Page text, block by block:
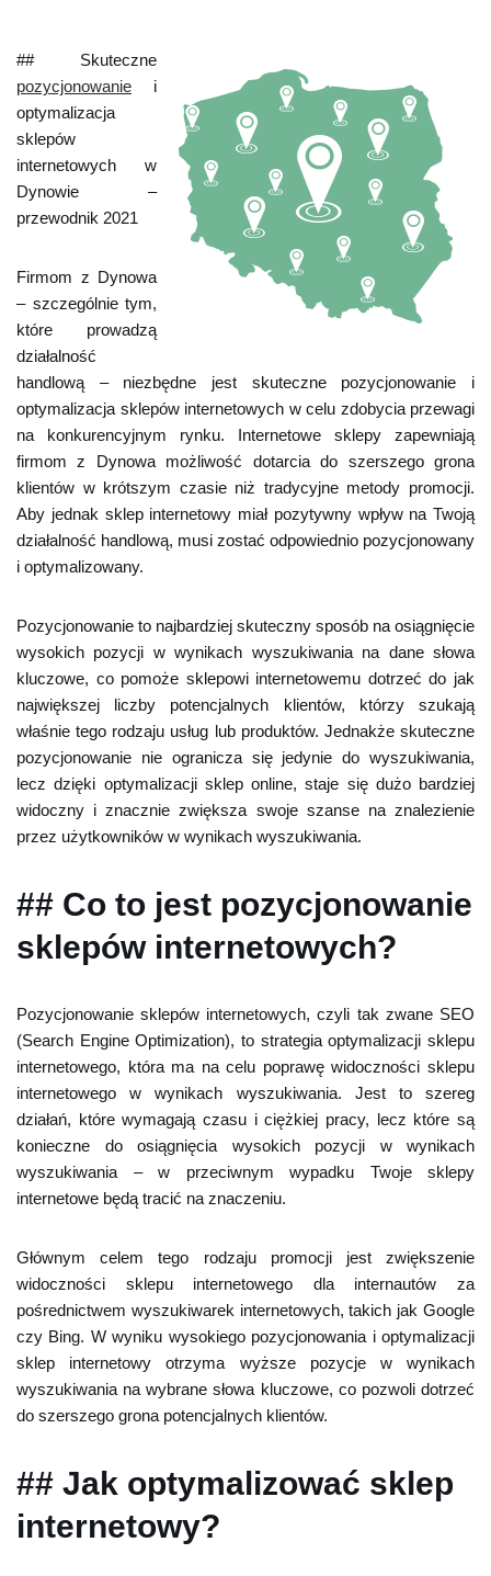
## Skuteczne
pozycjonowanie i
optymalizacja
sklepów
internetowych w
Dynowie –
przewodnik 2021
Firmom z Dynowa
– szczególnie tym,
które prowadzą
działalność
handlową – niezbędne jest skuteczne pozycjonowanie i
optymalizacja sklepów internetowych w celu zdobycia przewagi
na konkurencyjnym rynku. Internetowe sklepy zapewniają
firmom z Dynowa możliwość dotarcia do szerszego grona
klientów w krótszym czasie niż tradycyjne metody promocji.
Aby jednak sklep internetowy miał pozytywny wpływ na Twoją
działalność handlową, musi zostać odpowiednio pozycjonowany
i optymalizowany.
Pozycjonowanie to najbardziej skuteczny sposób na osiągnięcie
wysokich pozycji w wynikach wyszukiwania na dane słowa
kluczowe, co pomoże sklepowi internetowemu dotrzeć do jak
największej liczby potencjalnych klientów, którzy szukają
właśnie tego rodzaju usług lub produktów. Jednakże skuteczne
pozycjonowanie nie ogranicza się jedynie do wyszukiwania,
lecz dzięki optymalizacji sklep online, staje się dużo bardziej
widoczny i znacznie zwiększa swoje szanse na znalezienie
przez użytkowników w wynikach wyszukiwania.
## Co to jest pozycjonowanie
sklepów internetowych?
Pozycjonowanie sklepów internetowych, czyli tak zwane SEO
(Search Engine Optimization), to strategia optymalizacji sklepu
internetowego, która ma na celu poprawę widoczności sklepu
internetowego w wynikach wyszukiwania. Jest to szereg
działań, które wymagają czasu i ciężkiej pracy, lecz które są
konieczne do osiągnięcia wysokich pozycji w wynikach
wyszukiwania – w przeciwnym wypadku Twoje sklepy
internetowe będą tracić na znaczeniu.
Głównym celem tego rodzaju promocji jest zwiększenie
widoczności sklepu internetowego dla internautów za
pośrednictwem wyszukiwarek internetowych, takich jak Google
czy Bing. W wyniku wysokiego pozycjonowania i optymalizacji
sklep internetowy otrzyma wyższe pozycje w wynikach
wyszukiwania na wybrane słowa kluczowe, co pozwoli dotrzeć
do szerszego grona potencjalnych klientów.
## Jak optymalizować sklep
internetowy?